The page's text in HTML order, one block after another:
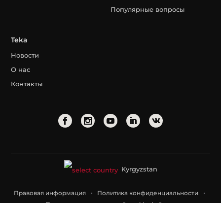
Популярные вопросы
Teka
Новости
О нас
Контакты
Kyrgyzstan
Правовая информация
Политика конфиденциальности